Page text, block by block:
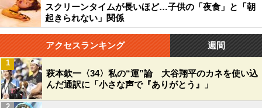
スクリーンタイムが長いほど…子供の「夜食」と「朝
起きられない」関係
アクセスランキング 週間
萩本欽一〈34〉私の“運”論 大谷翔平のカネを使い込
んだ通訳に「小さな声で『ありがとう』」
1